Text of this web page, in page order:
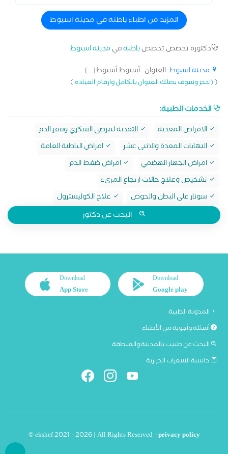
المزيد من اطباء باطنة في مدينة اسيوط
دكتورة تخصص تخصصباطنةفي مدينة اسيوط
مدينة اسيوط: العنوان : أسيوط أسيوط[...]
((احجز وسوف يصلك العنوان بالكامل وارقام العيادة)
الخدمات الطبية:
الامراض المعدية
التغذية لمرضى السكري وفقر الدم
التهابات المعدة والاثنى عشر
امراض الباطنة العامة
امراض الجهاز الهضمي
امراض ضغط الدم
تشخيص وعلاج حالات ارتجاع المريء
سونار على البطن والحوض
علاج الكوليسترول
البحث عن دكتور
Download
Google play
Download
App Store
المدونة الطبية
أسئلة وأجوبة من الأطباء
البحث عن طبيب بالمدينة والمنطقة
حاسبة السعرات الحرارية
© ekshef 2021 - 2026 | All Rights Reserved -privacy policy